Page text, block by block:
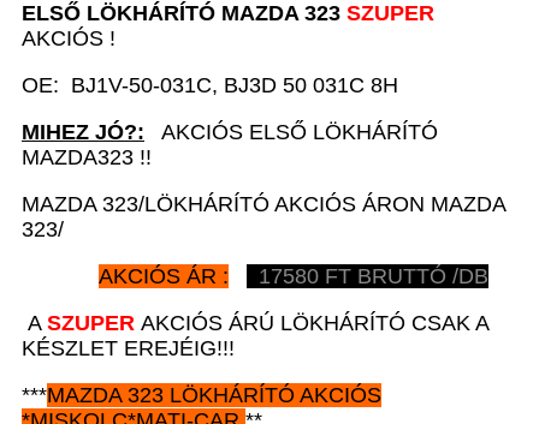
ELSŐ LÖKHÁRÍTÓ MAZDA 323 SZUPER
AKCIÓS !
OE: BJ1V-50-031C, BJ3D 50 031C 8H
MIHEZ JÓ?: AKCIÓS ELSŐ LÖKHÁRÍTÓ
MAZDA323 !!
MAZDA 323/LÖKHÁRÍTÓ AKCIÓS ÁRON MAZDA
323/
AKCIÓS ÁR :
17580 FT BRUTTÓ /DB
A SZUPER AKCIÓS ÁRÚ LÖKHÁRÍTÓ CSAK A
KÉSZLET EREJÉIG!!!
***MAZDA 323 LÖKHÁRÍTÓ AKCIÓS